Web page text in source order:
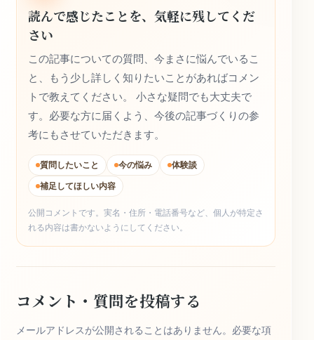
読んで感じたことを、気軽に残してくだ
さい
この記事についての質問、今まさに悩んでいるこ
と、もう少し詳しく知りたいことがあればコメン
トで教えてください。 小さな疑問でも大丈夫で
す。必要な方に届くよう、今後の記事づくりの参
考にもさせていただきます。
質問したいこと 今の悩み
体験談
補足してほしい内容
公開コメントです。実名・住所・電話番号など、個人が特定さ
れる内容は書かないようにしてください。
コメント・質問を投稿する
メールアドレスが公開されることはありません。必要な項